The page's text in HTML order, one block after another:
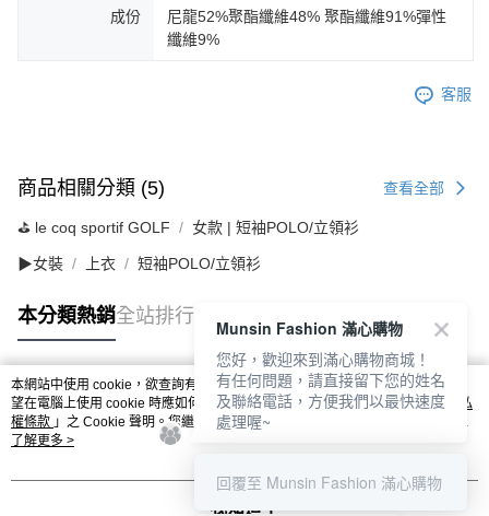
成份
尼龍52%聚酯纖維48% 聚酯纖維91%彈性
纖維9%
客服
商品相關分類 (5) 查看全部
⛳️ le coq sportif GOLF 女款 | 短袖POLO/立領衫
▶女裝 上衣 短袖POLO/立領衫
本分類熱銷全站排行
熱門標籤
本網站中使用 cookie，欲查詢有關本網站使用 cookie 方式之詳情，及若您不希
望在電腦上使用 cookie 時應如何變更電腦的 cookie 設定，請參閱本網站「
隱私
權條款 」之 Cookie 聲明。您繼續使用本網站即表示您同意本公司得按本網站使
用條款之 Cookie 聲明使用 cookie。
了解更多 >
我知道了
Munsin Fashion 滿心購物
您好，歡迎來到滿心購物商城！
有任何問題，請直接留下您的姓名
及聯絡電話，方便我們以最快速度
處理喔~
回覆至 Munsin Fashion 滿心購物